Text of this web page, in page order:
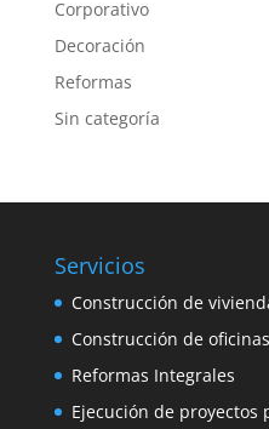
Corporativo
Decoración
Reformas
Sin categoría
Servicios
Construcción de
Construcción de
Reformas Integrales
Ejecución de proyectos